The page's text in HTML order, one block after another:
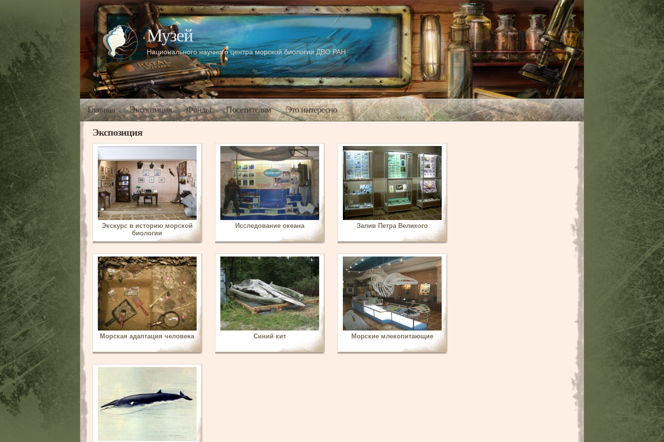
Музей
Национального научного центра морской биологии ДВО РАН
Главная Экспозиция Фонды Посетителям Это интересно
Экспозиция
Экскурс в историю морской
биологии
Исследование океана Залив Петра Великого
Морская адаптация человека Синий кит Морские млекопитающие